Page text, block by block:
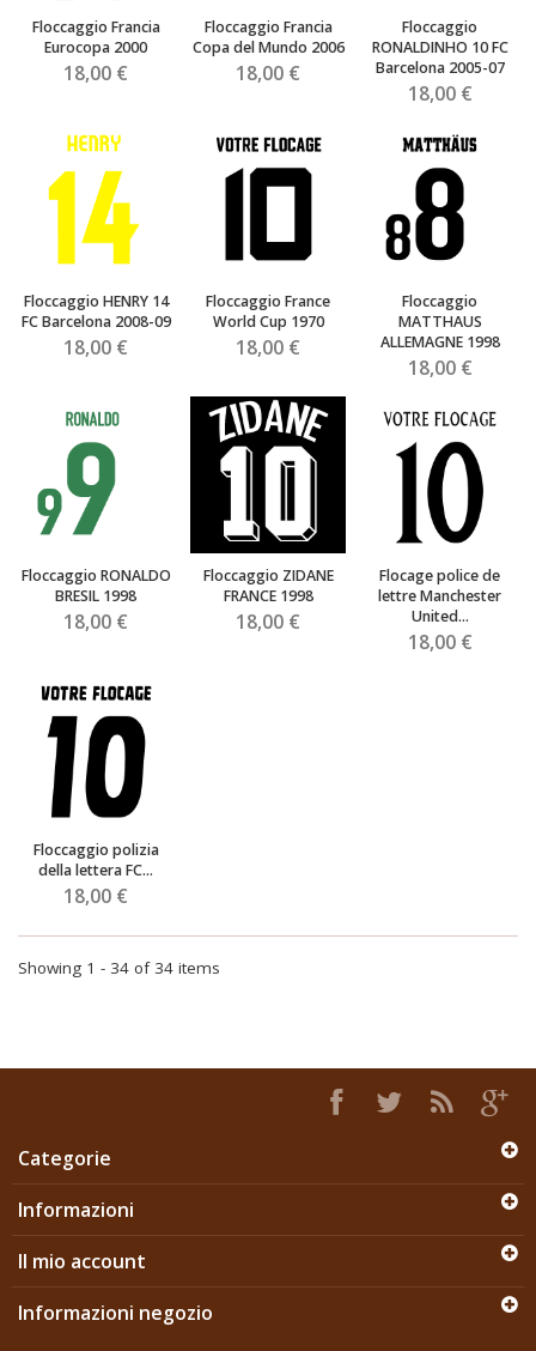
Floccaggio Francia
Eurocopa 2000
18,00 €
Floccaggio Francia
Copa del Mundo 2006
18,00 €
Floccaggio
RONALDINHO 10 FC
Barcelona 2005-07
18,00 €
Floccaggio HENRY 14
FC Barcelona 2008-09
18,00 €
Floccaggio France
World Cup 1970
18,00 €
Floccaggio
MATTHAUS
ALLEMAGNE 1998
18,00 €
Floccaggio RONALDO
BRESIL 1998
18,00 €
Floccaggio ZIDANE
FRANCE 1998
18,00 €
Flocage police de
lettre Manchester
United...
18,00 €
Floccaggio polizia
della lettera FC...
18,00 €
Showing 1 - 34 of 34 items
Categorie
Informazioni
Il mio account
Informazioni negozio